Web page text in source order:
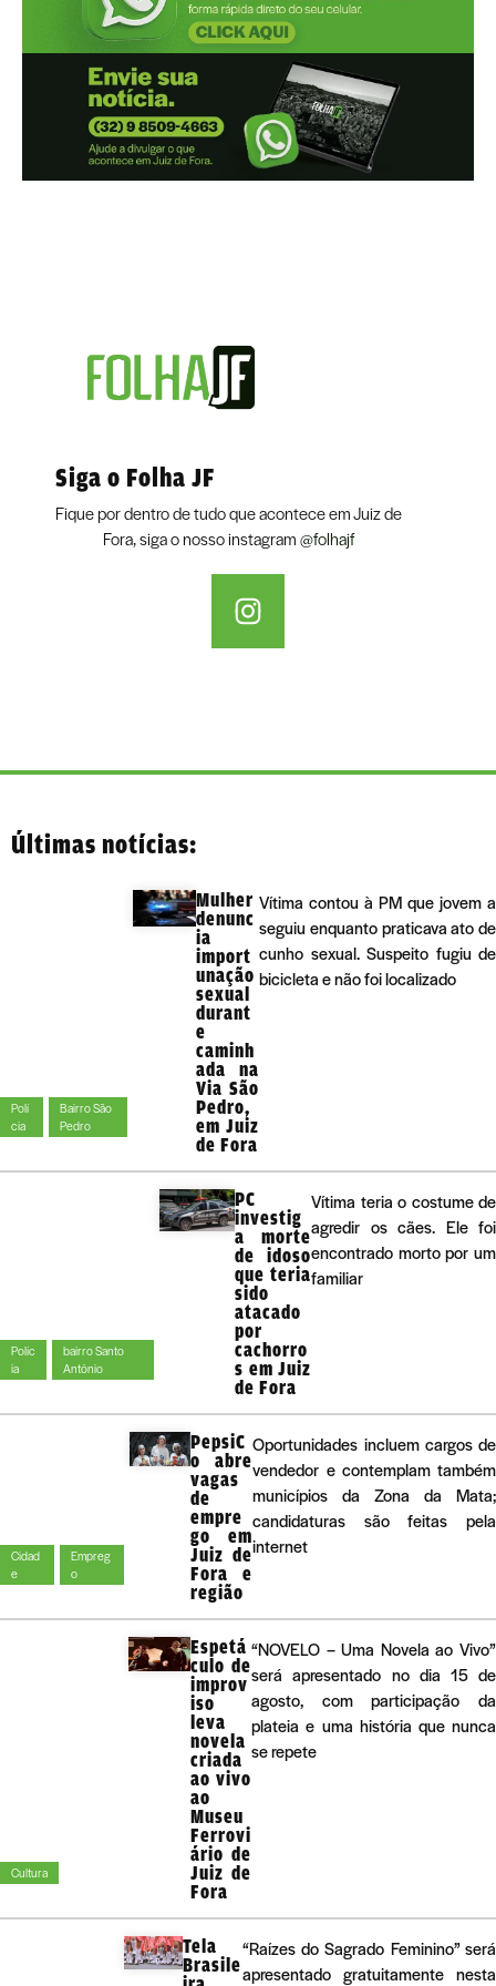
Siga o Folha JF
Fique por dentro de tudo que acontece em Juiz de
Fora, siga o nosso instagram@folhajf
Últimas notícias:
Polí
cia
Bairro São
Pedro
Mulher
denunc
ia
import
unação
sexual
durant
e
caminh
ada na
Via São
Pedro,
em Juiz
de Fora
Vítima contou à PM que jovem a
seguiu enquanto praticava ato de
cunho sexual. Suspeito fugiu de
bicicleta e não foi localizado
Políc
ia
bairro Santo
Antônio
PC
investig
a morte
de idoso
que teria
sido
atacado
por
cachorro
s em Juiz
de Fora
Vítima teria o costume de
agredir os cães. Ele foi
encontrado morto por um
familiar
Cidad
e
Empreg
o
PepsiC
o abre
vagas
de
empre
go em
Juiz de
Fora e
região
Oportunidades incluem cargos de
vendedor e contemplam também
municípios da Zona da Mata;
candidaturas são feitas pela
internet
Cultura
Espetá
culo de
improv
iso
leva
novela
criada
ao vivo
ao
Museu
Ferrovi
ário de
Juiz de
Fora
“NOVELO – Uma Novela ao Vivo”
será apresentado no dia 15 de
agosto, com participação da
plateia e uma história que nunca
se repete
Tela
Brasile
“Raízes do Sagrado Feminino” será
apresentado gratuitamente nesta